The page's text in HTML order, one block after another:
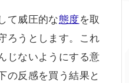
て威圧的な態度を取
ろうとします。これ
じないようにする意
の反感を買う結果と